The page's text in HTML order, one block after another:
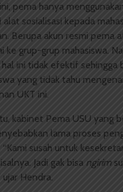
pema hanya
alat sosialisasi kepada
Berupa akun resmi pema
ke grup-grup mahasiswa.
ini tidak efektif sehingga
yang tidak tahu
UKT ini.
kabinet Pema USU yang
lama proses
“Kami susah untuk
Jadi gak bisa ngirim
ujar Hendra.